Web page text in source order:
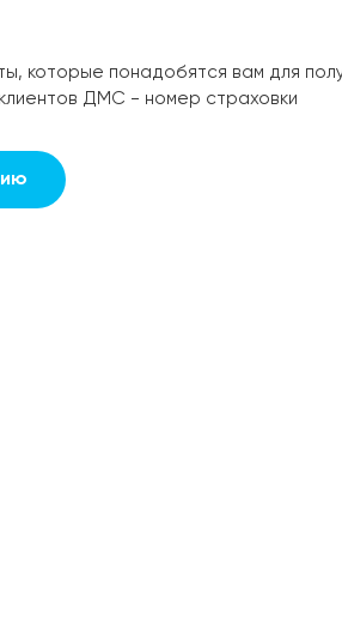
которые понадобятся вам для
ДМС - номер страховки